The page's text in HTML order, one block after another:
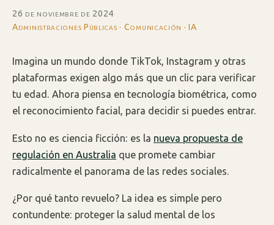
26 de noviembre de 2024·
Administraciones Públicas · Comunicación · IA
Imagina un mundo donde TikTok, Instagram y otras
plataformas exigen algo más que un clic para verificar
tu edad. Ahora piensa en tecnología biométrica, como
el reconocimiento facial, para decidir si puedes entrar.
Esto no es ciencia ficción: es la nueva propuesta de
regulación en Australia que promete cambiar
radicalmente el panorama de las redes sociales.
¿Por qué tanto revuelo? La idea es simple pero
contundente: proteger la salud mental de los